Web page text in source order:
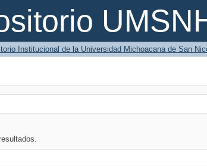
Institucional de la Universidad Michoacana de San